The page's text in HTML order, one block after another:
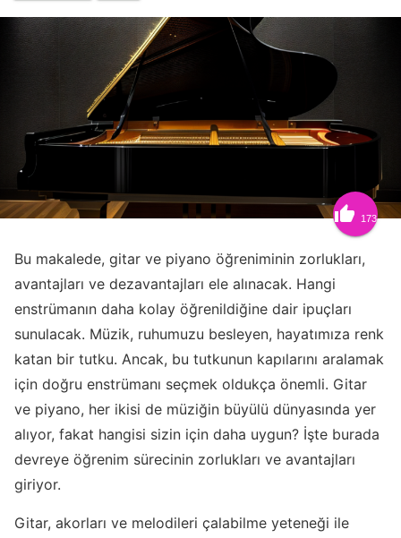
 173
Bu makalede, gitar ve piyano öğreniminin zorlukları,
avantajları ve dezavantajları ele alınacak. Hangi
enstrümanın daha kolay öğrenildiğine dair ipuçları
sunulacak. Müzik, ruhumuzu besleyen, hayatımıza renk
katan bir tutku. Ancak, bu tutkunun kapılarını aralamak
için doğru enstrümanı seçmek oldukça önemli. Gitar
ve piyano, her ikisi de müziğin büyülü dünyasında yer
alıyor, fakat hangisi sizin için daha uygun? İşte burada
devreye öğrenim sürecinin zorlukları ve avantajları
giriyor.
Gitar, akorları ve melodileri çalabilme yeteneği ile